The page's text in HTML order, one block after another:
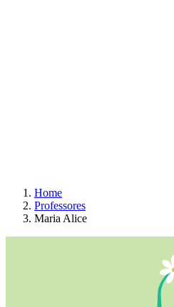
Home
Professores
Maria Alice